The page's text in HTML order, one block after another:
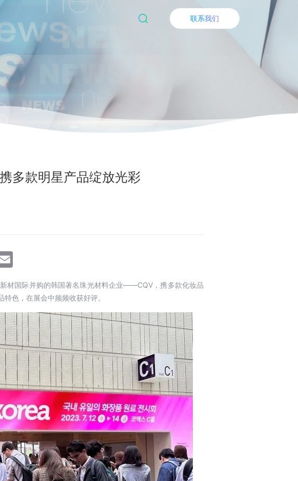
联系我们
多款明星产品绽放光彩
材国际并购的韩国著名珠光材料企业——CQV，携多款化妆品
色，在展会中频频收获好评。